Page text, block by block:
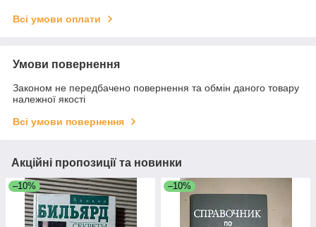
Всі умови оплати
Умови повернення
Законом не передбачено повернення та обмін даного товару
належної якості
Всі умови повернення
Акційні пропозиції та новинки
–10% –10%